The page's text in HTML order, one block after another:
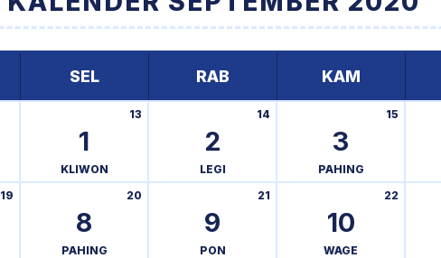
SEL RAB KAM
1
13
KLIWON
2
14
LEGI
3
15
PAHING
19
8
20
PAHING
9
21
PON
10
22
WAGE